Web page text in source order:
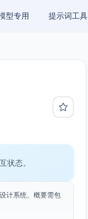
型专用 提示词工具
状态。
计系统。概要需包